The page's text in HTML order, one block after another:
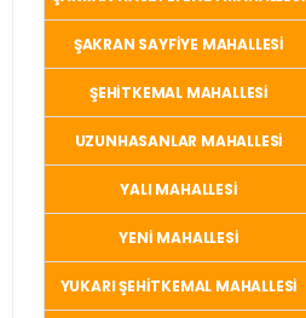
ŞAKRAN SAYFİYE MAHALLESİ
ŞEHİTKEMAL MAHALLESİ
UZUNHASANLAR MAHALLESİ
YALI MAHALLESİ
YENİ MAHALLESİ
YUKARI ŞEHİTKEMAL MAHALLESİ